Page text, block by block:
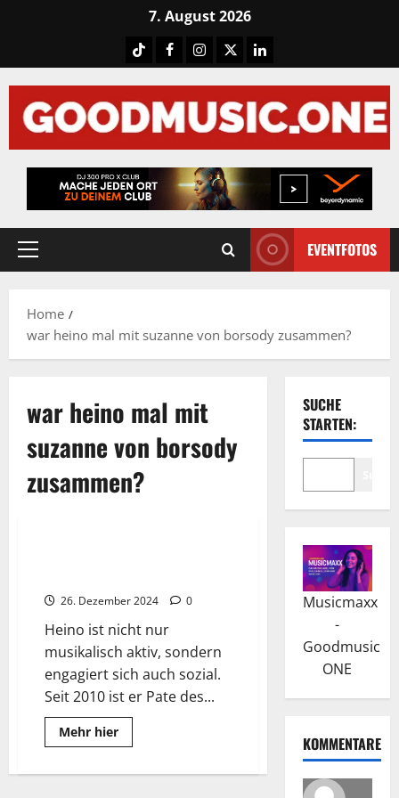
7. August 2026
TiktokFacebook
Instagram
X LinkedIN
Primary
EVENTFOTOS
Home
war heino mal mit suzanne von borsody zusammen?
war heino mal mit
suzanne von borsody
zusammen?
26. Dezember 2024 0
Heino ist nicht nur
musikalisch aktiv, sondern
engagiert sich auch sozial.
Seit 2010 ist er Pate des...
Mehr hierRead
more
Neuere
SUCHE
STARTEN:
Musicmaxx
-
Goodmusic
ONE
KOMMENTARE